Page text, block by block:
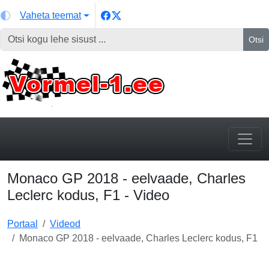
Vaheta teemat
Otsi
Monaco GP 2018 - eelvaade, Charles
Leclerc kodus, F1 - Video
Portaal
Videod
Monaco GP 2018 - eelvaade, Charles Leclerc kodus, F1